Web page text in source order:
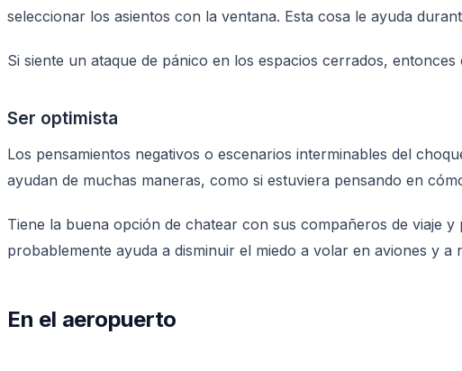
seleccionar los asientos con la ventana. Esta cosa le ayuda
Si siente un ataque de pánico en los espacios cerrados,
Ser optimista
Los pensamientos negativos o escenarios interminables del
ayudan de muchas maneras, como si estuviera pensando en
Tiene la buena opción de chatear con sus compañeros de viaje
probablemente ayuda a disminuir el miedo a volar en aviones y a
En el aeropuerto